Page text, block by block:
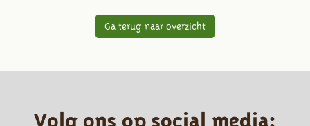
Ga terug naar overzicht
Volg ons op social media: